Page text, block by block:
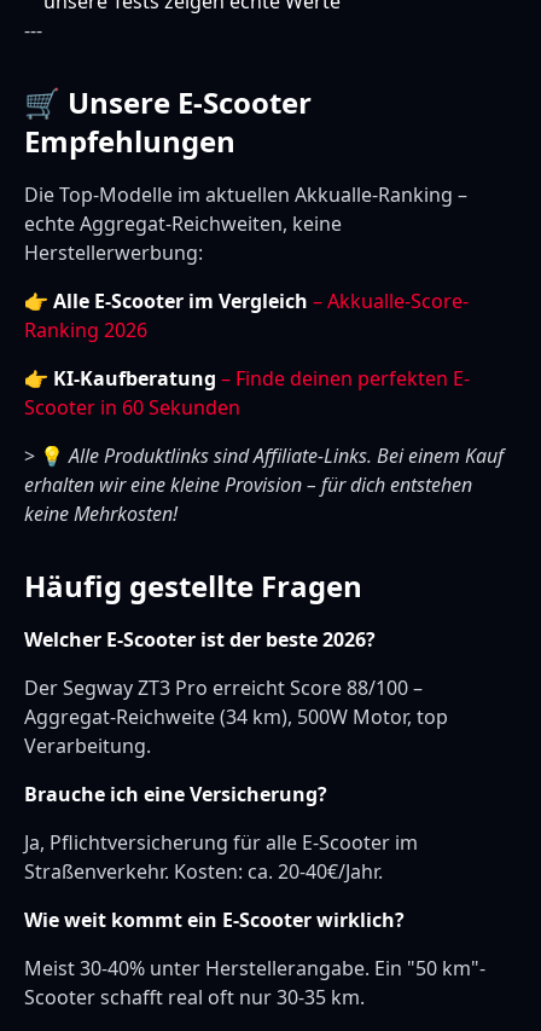
---
🛒 Unsere E-Scooter
Empfehlungen
Die Top-Modelle im aktuellen Akkualle-Ranking –
echte Aggregat-Reichweiten, keine
Herstellerwerbung:
👉 Alle E-Scooter im Vergleich – Akkualle-Score-
Ranking 2026
👉 KI-Kaufberatung – Finde deinen perfekten E-
Scooter in 60 Sekunden
> 💡Alle Produktlinks sind Affiliate-Links. Bei einem Kauf
erhalten wir eine kleine Provision – für dich entstehen
keine Mehrkosten!
Häufig gestellte Fragen
Welcher E-Scooter ist der beste 2026?
Der Segway ZT3 Pro erreicht Score 88/100 –
Aggregat-Reichweite (34 km), 500W Motor, top
Verarbeitung.
Brauche ich eine Versicherung?
Ja, Pflichtversicherung für alle E-Scooter im
Straßenverkehr. Kosten: ca. 20-40€/Jahr.
Wie weit kommt ein E-Scooter wirklich?
Meist 30-40% unter Herstellerangabe. Ein "50 km"-
Scooter schafft real oft nur 30-35 km.